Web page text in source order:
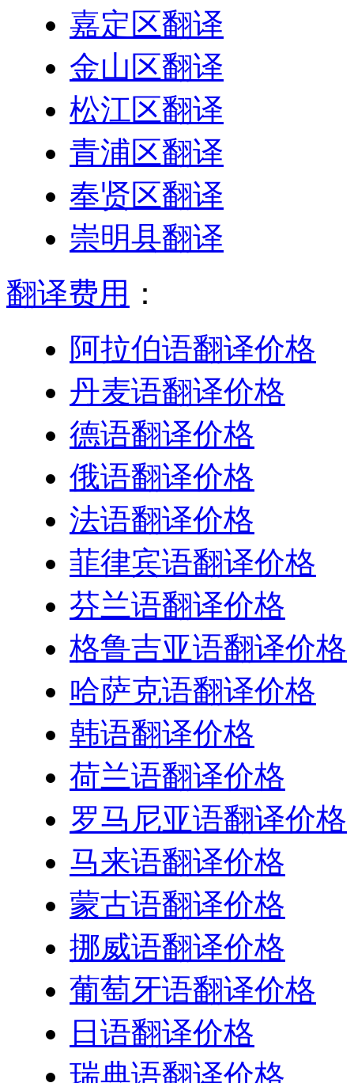
嘉定区翻译
金山区翻译
松江区翻译
青浦区翻译
奉贤区翻译
崇明县翻译
翻译费用 ：
阿拉伯语翻译价格
丹麦语翻译价格
德语翻译价格
俄语翻译价格
法语翻译价格
菲律宾语翻译价格
芬兰语翻译价格
格鲁吉亚语翻译价格
哈萨克语翻译价格
韩语翻译价格
荷兰语翻译价格
罗马尼亚语翻译价格
马来语翻译价格
蒙古语翻译价格
挪威语翻译价格
葡萄牙语翻译价格
日语翻译价格
瑞典语翻译价格